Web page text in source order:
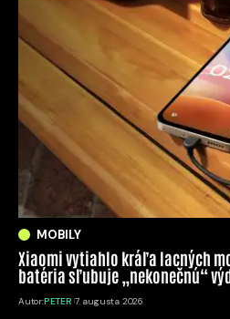
MOBILY
Xiaomi vytiahlo kráľa lacných
batéria sľubuje „nekonečnú“
Autor:PETER 7. augusta 2026